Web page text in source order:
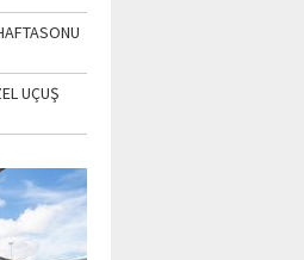
UÇUŞ